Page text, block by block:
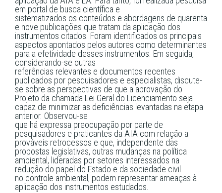
em portal de busca científica e
sistematizados os conteúdos e abordagens de quarenta
e nove publicações que tratam da aplicação dos
instrumentos citados. Foram identificados os principais
aspectos apontados pelos autores como determinantes
para a efetividade desses instrumentos. Em seguida,
considerando-se outras
referências relevantes e documentos recentes
publicados por pesquisadores e especialistas, discute-
se sobre as perspectivas de que a aprovação do
Projeto da chamada Lei Geral do Licenciamento seja
capaz de minimizar as deficiências levantadas na etapa
anterior. Observou-se
que há expressa preocupação por parte de
pesquisadores e praticantes da AIA com relação a
prováveis retrocessos e que, independente das
propostas legislativas, outras mudanças na política
ambiental, lideradas por setores interessados na
redução do papel do Estado e da sociedade civil
no controle ambiental, podem representar ameaças à
aplicação dos instrumentos estudados.